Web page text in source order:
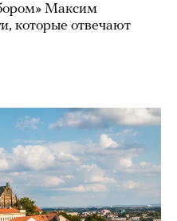
Максим
которые отвечают